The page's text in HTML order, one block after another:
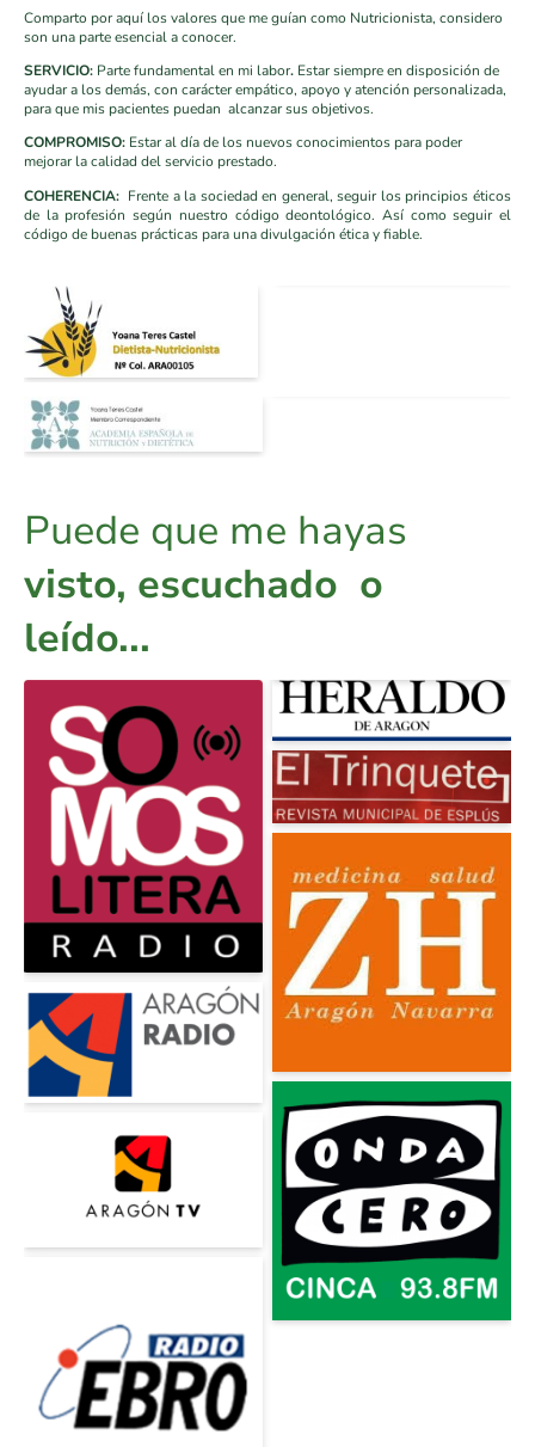
Comparto por aquí los valores que me guían como Nutricionista, considero
son una parte esencial a conocer.
SERVICIO: Parte fundamental en mi labor. Estar siempre en disposición de
ayudar a los demás, con carácter empático, apoyo y atención personalizada,
para que mis pacientes puedan alcanzar sus objetivos.
COMPROMISO: Estar al día de los nuevos conocimientos para poder
mejorar la calidad del servicio prestado.
COHERENCIA: Frente a la sociedad en general, seguir los principios éticos
de la profesión según nuestro código deontológico. Así como seguir el
código de buenas prácticas para una divulgación ética y fiable.
Puede que me hayas
visto, escuchado o
leído...